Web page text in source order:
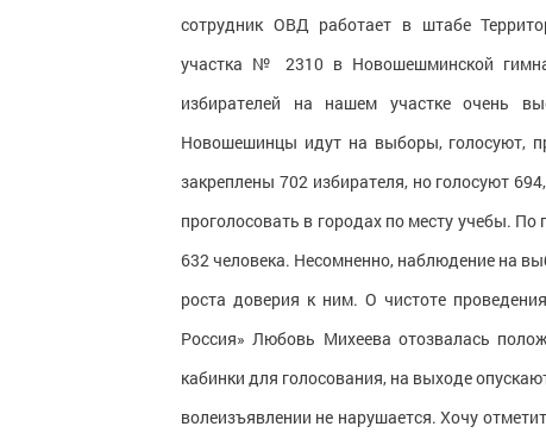
сотрудник ОВД работает в штабе
участка № 2310 в Новошешминской
избирателей на нашем участке очень
Новошешинцы идут на выборы, голосуют,
закреплены 702 избирателя, но голосуют
проголосовать в городах по месту учебы.
632 человека. Несомненно, наблюдение на
роста доверия к ним. О чистоте
Россия» Любовь Михеева отозвалась
кабинки для голосования, на выходе
волеизъявлении не нарушается. Хочу